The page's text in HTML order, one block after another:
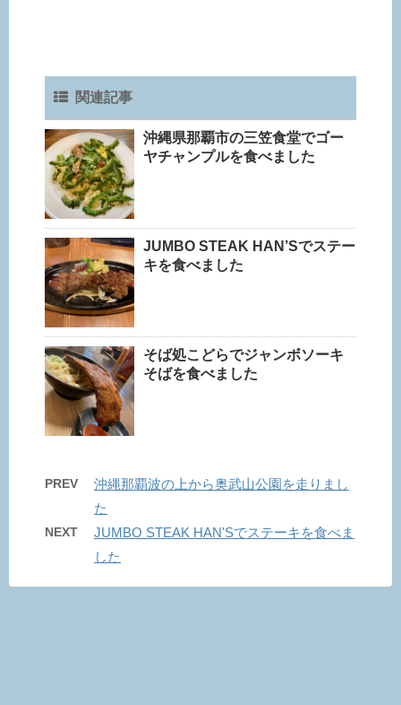
関連記事
沖縄県那覇市の三笠食堂でゴー
ヤチャンプルを食べました
JUMBO STEAK HAN’Sでステー
キを食べました
そば処こどらでジャンボソーキ
そばを食べました
PREV
沖縄那覇波の上から奥武山公園を走りまし
た
NEXT
JUMBO STEAK HAN'Sでステーキを食べま
した